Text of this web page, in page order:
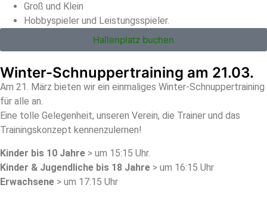
Groß und Klein
Hobbyspieler und Leistungsspieler.
Hallenplatz buchen
Winter-Schnuppertraining am 21.03.
Am 21. März bieten wir ein einmaliges Winter-Schnuppertraining
für alle an.
Eine tolle Gelegenheit, unseren Verein, die Trainer und das
Trainingskonzept kennenzulernen!
Kinder bis 10 Jahre > um 15:15 Uhr.
Kinder & Jugendliche bis 18 Jahre > um 16:15 Uhr
Erwachsene > um 17:15 Uhr